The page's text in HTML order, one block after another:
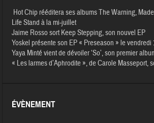
Hot Chip rééditera ses albums The Warning,
Life Stand à la mi-juillet
Jaime Rosso sort Keep Stepping, son nouvel EP
Yoskel présente son EP « Preseason » le vendredi
Yaya Minté vient de dévoiler ‘So’, son premier
« Les larmes d’Aphrodite », de Carole Masseport,
ÉVÈNEMENT